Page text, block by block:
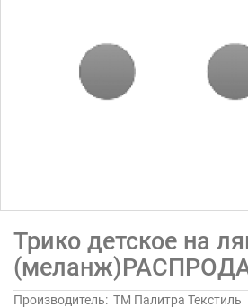
Трико детское на
Производитель: ТМ Палитра Текстиль